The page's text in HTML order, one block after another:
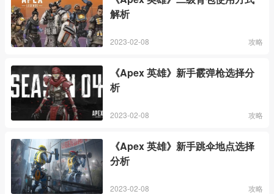
解析
2023-02-08 攻略
《Apex 英雄》新手霰弹枪选择分
析
2023-02-08 攻略
《Apex 英雄》新手跳伞地点选择
分析
2023-02-08 攻略